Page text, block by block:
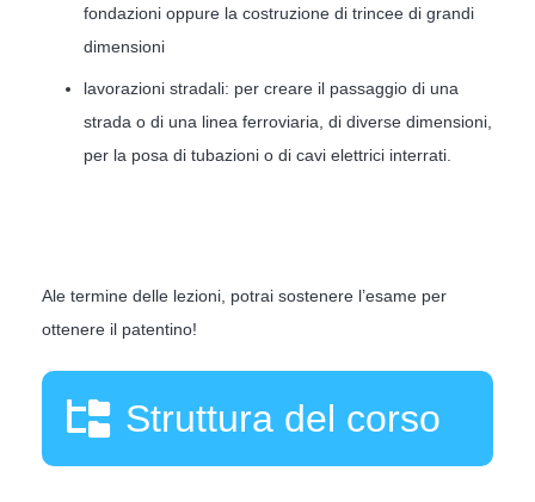
fondazioni oppure la costruzione di trincee di grandi
dimensioni
lavorazioni stradali: per creare il passaggio di una
strada o di una linea ferroviaria, di diverse dimensioni,
per la posa di tubazioni o di cavi elettrici interrati.
Ale termine delle lezioni, potrai sostenere l’esame per
ottenere il patentino!
Struttura del corso